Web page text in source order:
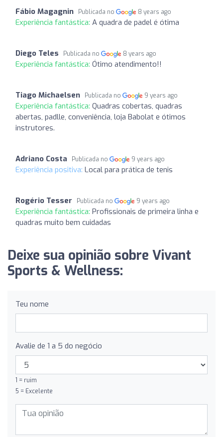
Fábio Magagnin Publicada no 8 years ago
Experiência fantástica: A quadra de padel é ótima
Diego Teles Publicada no 8 years ago
Experiência fantástica: Ótimo atendimento!!
Tiago Michaelsen Publicada no 9 years ago
Experiência fantástica: Quadras cobertas, quadras
abertas, padlle, conveniência, loja Babolat e ótimos
instrutores.
Adriano Costa Publicada no 9 years ago
Experiência positiva: Local para prática de tenis
Rogério Tesser Publicada no 9 years ago
Experiência fantástica: Profissionais de primeira linha e
quadras muito bem cuidadas
Deixe sua opinião sobre Vivant
Sports & Wellness:
Teu nome
Avalie de 1 a 5 do negócio
1 = ruim
5 = Excelente